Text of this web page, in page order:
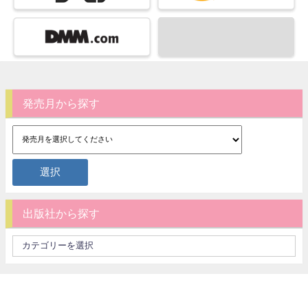
発売月から探す
出版社から探す